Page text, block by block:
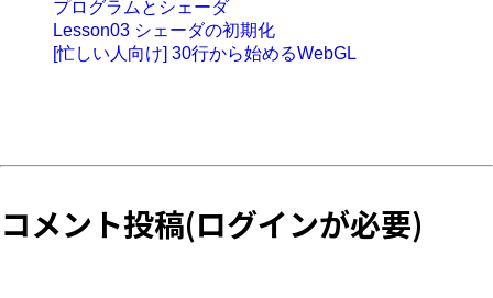
プログラムとシェーダ
Lesson03 シェーダの初期化
[忙しい人向け] 30行から始めるWebGL
コメント投稿(ログインが必要)